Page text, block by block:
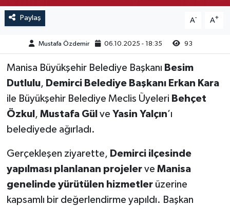
Paylaş A- A+
Mustafa Özdemir 06.10.2025 - 18:35 93
Manisa Büyükşehir Belediye Başkanı Besim
Dutlulu, Demirci Belediye Başkanı Erkan Kara
ile Büyükşehir Belediye Meclis Üyeleri Behçet
Özkul , Mustafa Gül ve Yasin Yalçın’ı
belediyede ağırladı.
Gerçekleşen ziyarette, Demirci ilçesinde
yapılması planlanan projelerve Manisa
genelinde yürütülen hizmetlerüzerine
kapsamlı bir değerlendirme yapıldı. Başkan
Yerel Haber
Akhisar Emlak
Ülke
Etiketler